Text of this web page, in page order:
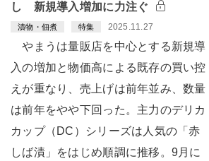
し 新規導入増加に力注ぐ
漬物・佃煮 特集 2025.11.27
やまうは量販店を中心とする新規導
入の増加と物価高による既存の買い控
えが重なり、売上げは前年並み、数量
は前年をやや下回った。主力のデリカ
カップ（DC）シリーズは人気の「赤
しば漬」をはじめ順調に推移。9月に